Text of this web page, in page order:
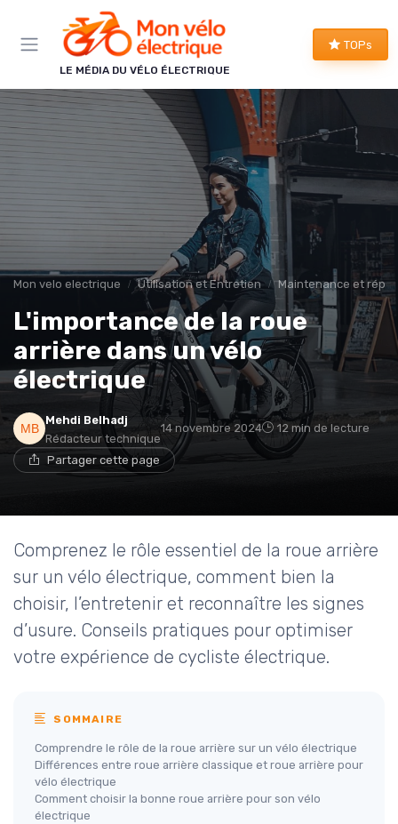
LE MÉDIA DU VÉLO ÉLECTRIQUE
TOPs
Mon velo electrique Utilisation et Entretien Maintenance et
L'importance de la roue
arrière dans un vélo
électrique
Mehdi Belhadj
Rédacteur technique
14 novembre 2024 12 min de lecture
Partager cette page
Comprenez le rôle essentiel de la roue arrière
sur un vélo électrique, comment bien la
choisir, l’entretenir et reconnaître les signes
d’usure. Conseils pratiques pour optimiser
votre expérience de cycliste électrique.
SOMMAIRE
Comprendre le rôle de la roue arrière sur un vélo électrique
Différences entre roue arrière classique et roue arrière pour
vélo électrique
Comment choisir la bonne roue arrière pour son vélo
électrique
Panneau de gestion des cookies